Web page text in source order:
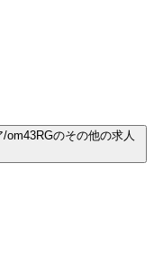
のその他の求人